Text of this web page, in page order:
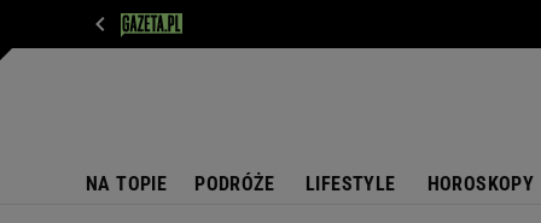
NA TOPIE PODRÓŻE LIFESTYLE HOROSKOPY